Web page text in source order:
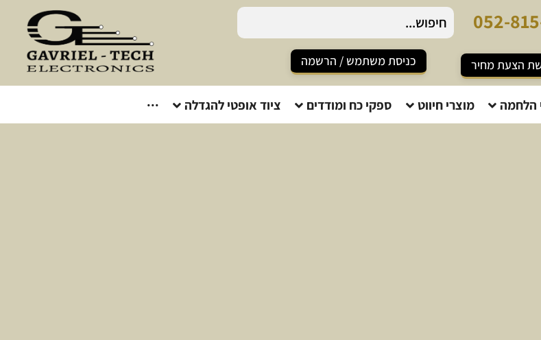
052-815
הצעת מחיר כניסת משתמש / הרשמה
הלחמה מוצרי חיווט ספקי כח ומודדים ציוד אופטי להגדלה ···